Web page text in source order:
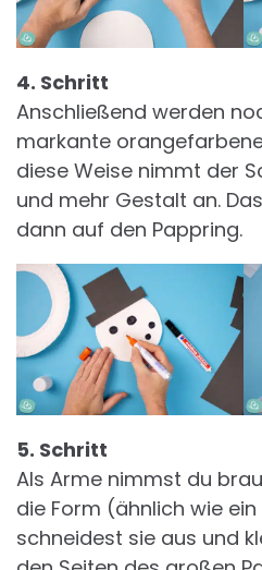
4. Schritt
Anschließend werden
markante
diese Weise nimmt der
und mehr Gestalt an.
dann auf den Pappring.
5. Schritt
Als Arme nimmst du
die Form (ähnlich wie
schneidest sie aus und